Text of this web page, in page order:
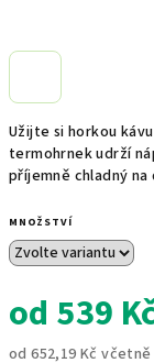
Užijte si horkou
termohrnek udrží
příjemně chladný
MNOŽSTVÍ
od 539
od652,19 Kč včetně